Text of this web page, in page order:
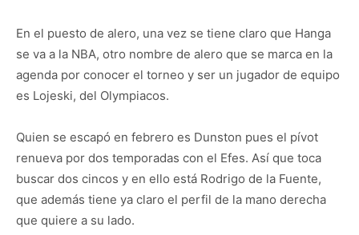
En el puesto de alero, una vez se tiene claro que Hanga
se va a la NBA, otro nombre de alero que se marca en la
agenda por conocer el torneo y ser un jugador de equipo
es Lojeski, del Olympiacos.
Quien se escapó en febrero es Dunston pues el pívot
renueva por dos temporadas con el Efes. Así que toca
buscar dos cincos y en ello está Rodrigo de la Fuente,
que además tiene ya claro el perfil de la mano derecha
que quiere a su lado.